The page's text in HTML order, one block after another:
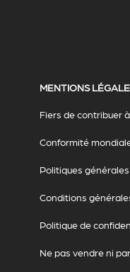
MENTIONS
Fiers de contribuer
Conformité
Politiques générales
Conditions
Politique de
Ne pas vendre ni